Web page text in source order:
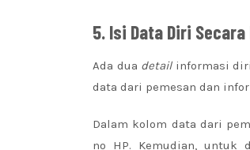
5. Isi Data Diri
Ada dua detailinformasi
data dari pemesan dan
Dalam kolom data dari
no HP. Kemudian, untuk